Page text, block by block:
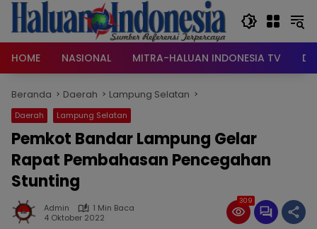
Langsung
konten
HOME
NASIONAL MITRA-HALUAN INDONESIA TV
Beranda Daerah Lampung Selatan
Daerah Lampung Selatan
Pemkot Bandar Lampung Gelar
Rapat Pembahasan Pencegahan
Stunting
Admin
1 Min Baca
4 Oktober 2022
309